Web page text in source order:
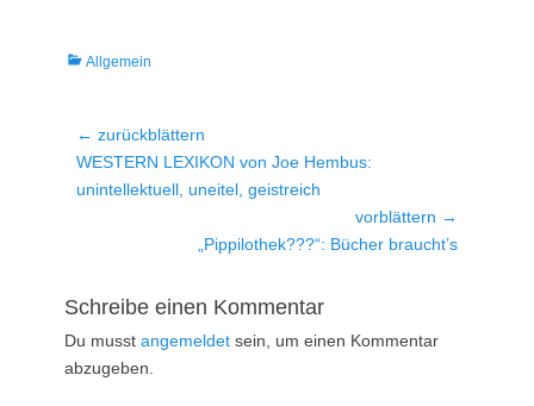
Kategorien
Allgemein
Beitragsnavigation
← zurückblättern
Vorheriger
Beitrag:
WESTERN LEXIKON von Joe Hembus:
unintellektuell, uneitel, geistreich
vorblättern →
„Pippilothek???“: Bücher braucht’s
Schreibe einen Kommentar
Du musst angemeldet sein, um einen Kommentar
abzugeben.